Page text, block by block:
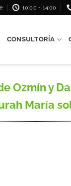
10:00 - 14:00
CONSULTORÍA
Ozmín y
María